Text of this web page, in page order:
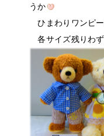
うか
ひまわりワンピ
各サイズ残りわ